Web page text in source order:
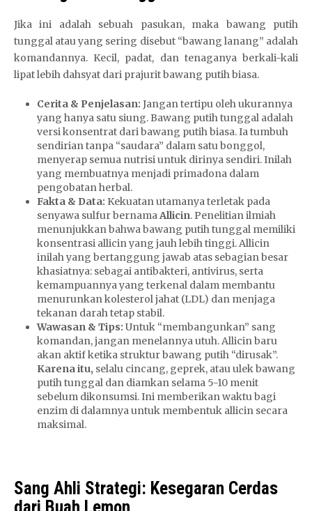
Jika ini adalah sebuah pasukan, maka bawang putih
tunggal atau yang sering disebut “bawang lanang” adalah
komandannya. Kecil, padat, dan tenaganya berkali-kali
lipat lebih dahsyat dari prajurit bawang putih biasa.
Cerita & Penjelasan: Jangan tertipu oleh ukurannya
yang hanya satu siung. Bawang putih tunggal adalah
versi konsentrat dari bawang putih biasa. Ia tumbuh
sendirian tanpa “saudara” dalam satu bonggol,
menyerap semua nutrisi untuk dirinya sendiri. Inilah
yang membuatnya menjadi primadona dalam
pengobatan herbal.
Fakta & Data: Kekuatan utamanya terletak pada
senyawa sulfur bernamaAllicin. Penelitian ilmiah
menunjukkan bahwa bawang putih tunggal memiliki
konsentrasi allicin yang jauh lebih tinggi. Allicin
inilah yang bertanggung jawab atas sebagian besar
khasiatnya: sebagai antibakteri, antivirus, serta
kemampuannya yang terkenal dalam membantu
menurunkan kolesterol jahat (LDL) dan menjaga
tekanan darah tetap stabil.
Wawasan & Tips: Untuk “membangunkan” sang
komandan, jangan menelannya utuh. Allicin baru
akan aktif ketika struktur bawang putih “dirusak”.
Karena itu, selalu cincang, geprek, atau ulek bawang
putih tunggal dan diamkan selama 5-10 menit
sebelum dikonsumsi. Ini memberikan waktu bagi
enzim di dalamnya untuk membentuk allicin secara
maksimal.
Sang Ahli Strategi: Kesegaran Cerdas